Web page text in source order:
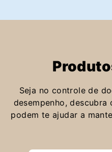
Seja no controle de
desempenho,
podem te ajudar a